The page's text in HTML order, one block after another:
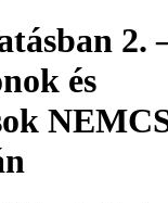
2.
és